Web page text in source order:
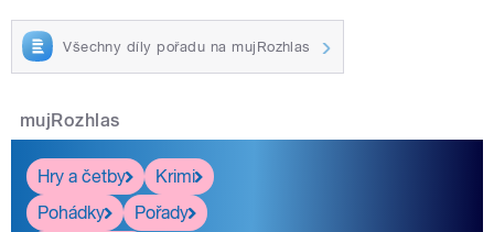
Všechny díly pořadu na mujRozhlas
mujRozhlas
Hry a četby
Krimi
Pohádky
Pořady